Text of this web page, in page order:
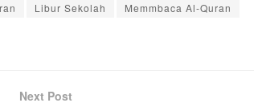
Libur Sekolah
Memmbaca Al-Quran
Next Post